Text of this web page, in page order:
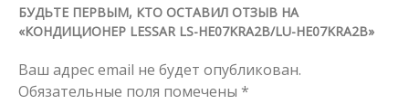
БУДЬТЕ ПЕРВЫМ, КТО ОСТАВИЛ ОТЗЫВ НА
«КОНДИЦИОНЕР LESSAR LS-HE07KRA2B/LU-HE07KRA2B»
Ваш адрес email не будет опубликован.
Обязательные поля помечены *